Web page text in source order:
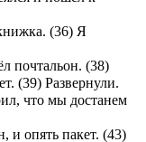
(36) Я
почтальон. (38)
(39) Развернули.
что мы достанем
и опять пакет. (43)